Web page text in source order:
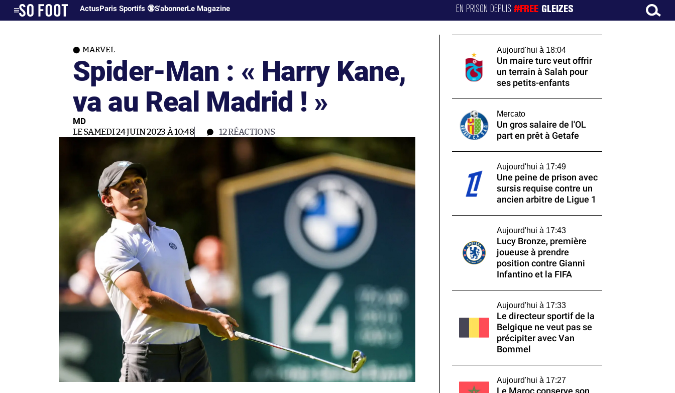
ActusParis Sportifs 🔞S'abonnerLe Magazine EN PRISON DEPUIS#FREE GLEIZES
MARVEL
Spider-Man : « Harry Kane,
va au Real Madrid ! »
MD
LE SAMEDI 24 JUIN 2023 À 10:48 12RÉACTIONS
Aujourd'hui à 18:04
Un maire turc veut offrir
un terrain à Salah pour
ses petits-enfants
Mercato
Un gros salaire de l'OL
part en prêt à Getafe
Aujourd'hui à 17:49
Une peine de prison avec
sursis requise contre un
ancien arbitre de Ligue 1
Aujourd'hui à 17:43
Lucy Bronze, première
joueuse à prendre
position contre Gianni
Infantino et la FIFA
Aujourd'hui à 17:33
Le directeur sportif de la
Belgique ne veut pas se
précipiter avec Van
Bommel
Aujourd'hui à 17:27
Le Maroc conserve son